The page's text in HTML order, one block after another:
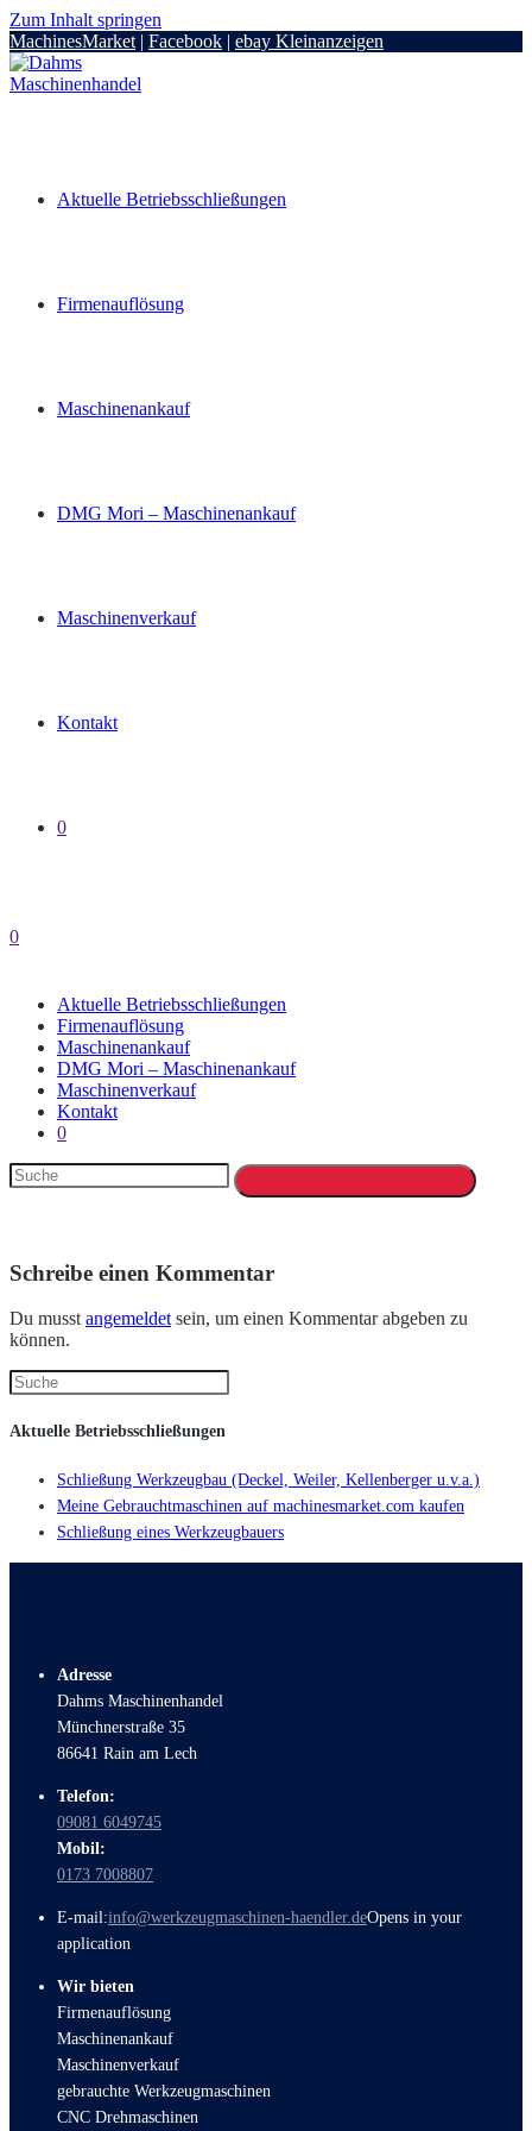
Zum Inhalt springen
MachinesMarket | Facebook | ebay Kleinanzeigen
Aktuelle Betriebsschließungen
Firmenauflösung
Maschinenankauf
DMG Mori – Maschinenankauf
Maschinenverkauf
Kontakt
0
0
Aktuelle Betriebsschließungen
Firmenauflösung
Maschinenankauf
DMG Mori – Maschinenankauf
Maschinenverkauf
Kontakt
0
Schreibe einen Kommentar
Du musstangemeldetsein, um einen Kommentar abgeben zu
können.
Aktuelle Betriebsschließungen
Schließung Werkzeugbau (Deckel, Weiler, Kellenberger u.v.a.)
Meine Gebrauchtmaschinen auf machinesmarket.com kaufen
Schließung eines Werkzeugbauers
Adresse
Dahms Maschinenhandel
Münchnerstraße 35
86641 Rain am Lech
Telefon:
09081 6049745
Mobil:
0173 7008807
E-mail:info@werkzeugmaschinen-haendler.deOpens in your
application
Wir bieten
Firmenauflösung
Maschinenankauf
Maschinenverkauf
gebrauchte Werkzeugmaschinen
CNC Drehmaschinen